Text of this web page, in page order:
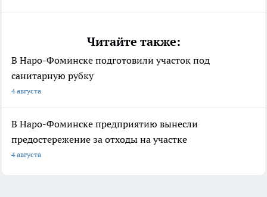
Читайте также:
В Наро-Фоминске подготовили участок под
санитарную рубку
4 августа
В Наро-Фоминске предприятию вынесли
предостережение за отходы на участке
4 августа